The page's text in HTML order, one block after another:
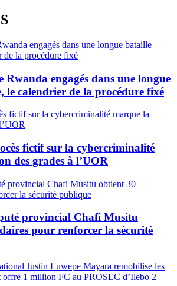
Rwanda engagés dans une longue
le calendrier de la procédure fixé
fictif sur la cybercriminalité
des grades à l’UOR
provincial Chafi Musitu
pour renforcer la sécurité